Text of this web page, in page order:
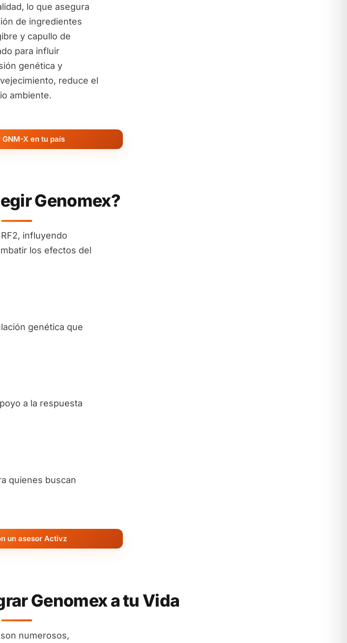
lo que asegura
de ingredientes
y capullo de
para influir
genética y
reduce el
ambiente.
X en tu país
Genomex?
influyendo
los efectos del
genética que
a la respuesta
quienes buscan
un asesor Activz
Genomex a tu Vida
numerosos,